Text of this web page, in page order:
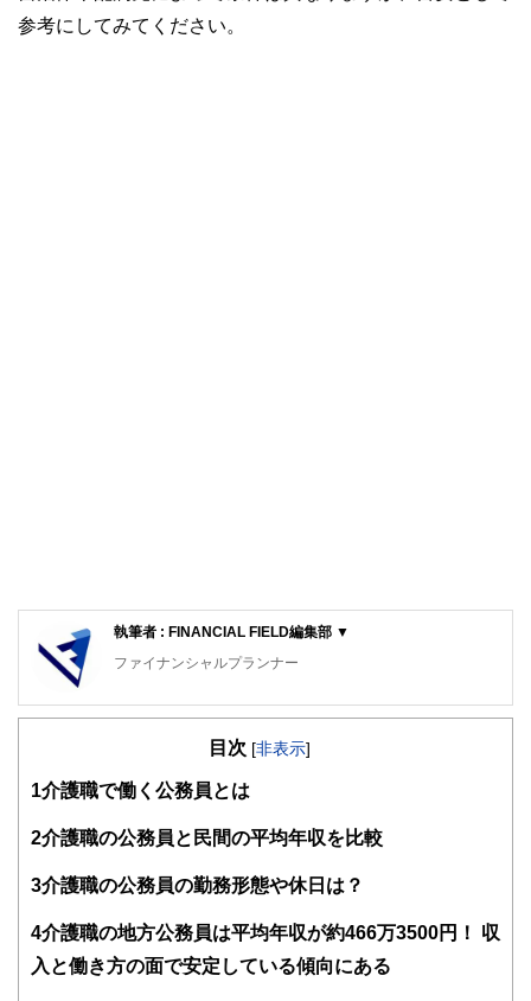
参考にしてみてください。
執筆者 : FINANCIAL FIELD編集部 ▼
ファイナンシャルプランナー
FinancialField編集部は、金融、経済に関する記事を、日々
知識がない方でも理解できるようわかりやすく発信していま
得者を中心に「お金や暮らし」に関する書籍・雑誌の編集経
験者で構成され、企画立案から記事掲載まですべての工程に
護士、税理士、宅地建物取引士、相続診断士、住宅ローンア
ドバイザー、DCプランナー、公認会計士、社会保険労務
士、行政書士、投資アナリスト、キャリアコンサルタントな
目次 [非表示]
1 介護職で働く公務員とは
2介護職の公務員と民間の平均年収を比較
3介護職の公務員の勤務形態や休日は？
4介護職の地方公務員は平均年収が約466万3500円！ 収
入と働き方の面で安定している傾向にある